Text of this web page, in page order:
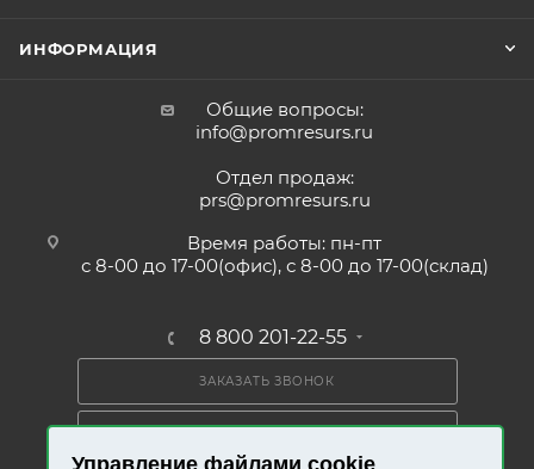
ИНФОРМАЦИЯ
Общие вопросы:
info@promresurs.ru
Отдел продаж:
prs@promresurs.ru
Время работы: пн-пт
с 8-00 до 17-00(офис), с 8-00 до 17-00(склад)
8 800 201-22-55
ЗАКАЗАТЬ ЗВОНОК